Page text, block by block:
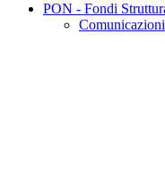
PON - Fondi
Comunicazioni